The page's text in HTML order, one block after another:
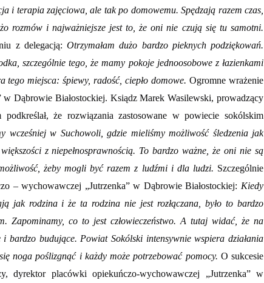
i terapia zajęciowa, ale tak po domowemu. Spędzają razem czas,
rozmów i najważniejsze jest to, że oni nie czują się tu samotni.
z delegacją:Otrzymałam dużo bardzo pieknychpodziękowań.
szczególnie tego, że mamy pokoje jednoosobowe z łazienkami
tego miejsca: śpiewy, radość, ciepło domowe.Ogromne wrażenie
Dąbrowie Białostockiej. Ksiądz Marek Wasilewski, prowadzący
że rozwiązania zastosowane w powiecie sokólskim
wcześniej w Suchowoli, gdzie mieliśmy możliwość śledzenia jak
z niepełnosprawnością. To bardzo ważne, że oni nie są
żeby mogli być razem z ludźmi i dla ludzi. Szczególnie
– wychowawczej „Jutrzenka” w Dąbrowie Białostockiej: Kiedy
jak rodzina i że ta rodzina nie jest rozłączana, było to bardzo
Zapominamy, co to jest człowieczeństwo. A tutaj widać, że na
bardzo budujące. Powiat Sokólski intensywnie wspiera działania
noga poślizgnąć i każdy może potrzebować pomocy. O sukcesie
dyrektor placówki opiekuńczo-wychowawczej „Jutrzenka” w